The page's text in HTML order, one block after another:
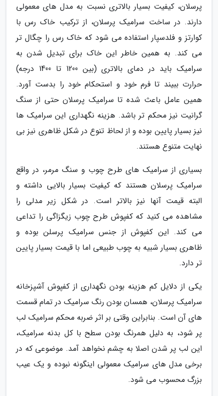
پرسلان، کیفیت بسیار بالاتری نسبت به مدل های معمولی
دارند. در ساخت سرامیک پرسلان، از ترکیب خاک رس با
کوارتز و فلدسپار استفاده می شود که خاک رس را چگال تر
می کند. به همین خاطر این خاک برای تبدیل شدن به
سرامیک باید در دمای بالاتری (بین 1200 تا 1400 درجه)
حرارت ببیند تا فرم خود و استحکام خود را بدست آورد.
همین عامل باعث شده تا سرامیک پرسلان حتی از سنگ
گرانیت نیز محکم تر باشد. هزینه نگهداری این سرامیک ها
نیز بسیار پایین بوده و از لحاظ تنوع در شکل ظاهری نیز بی
نهایت متنوع هستند.
بسیاری از سرامیک های طرح چوب و سنگ مرمر، در واقع
سرامیک پرسلان هستند که کیفیت بسیار بالایی داشته و
البته قیمت آنها نیز بالاتر است. در شکل زیر مدلی را
مشاهده می کنید که کفپوش طرح چوب زیگزاگی را تداعی
می کند. این کفپوش از جنس سرامیک پرسلن بوده و
ظاهری بسیار شبیه به چوب طبیعی اما با قیمت بسیار پایین
تر دارد.
یکی از دلایل کم هزینه بودن نگهداری از کفپوش آشپزخانه
سرامیک پرسلان، همسان بودن رنگ سرامیک در تمام قسمت
های آن است. بنابراین وقتی بر اثر ضربه محکم سرامیک لب
پر شود، به دلیل همرنگ بودن سطح با کل بدنه سرامیک،
این لب پر شدن اصلا به چشم نخواهد آمد. موضوعی که در
برخی مدل های سرامیک معمولی اینگونه نبوده و یک عیب
بزرگ محسوب می شود.